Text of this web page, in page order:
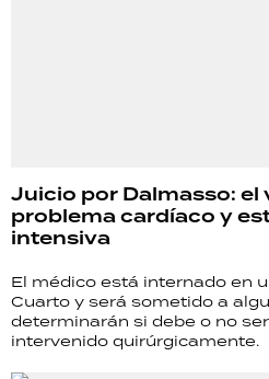
Juicio por Dalmasso:
problema cardíaco y
intensiva
El médico está internado en
Cuarto y será sometido a
determinarán si debe o no ser
intervenido quirúrgicamente.